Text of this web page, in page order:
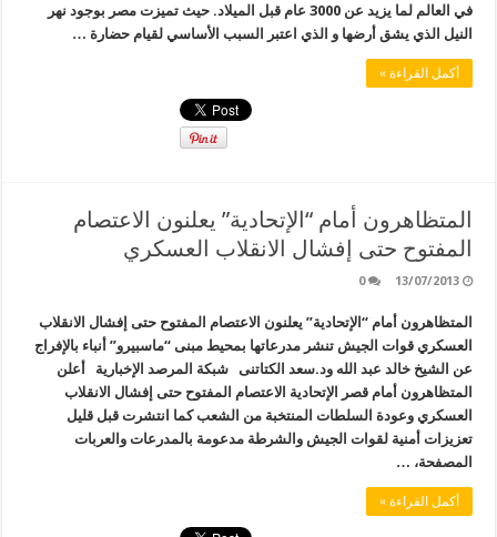
في العالم لما يزيد عن 3000 عام قبل الميلاد. حيث تميزت مصر بوجود نهر
النيل الذي يشق أرضها و الذي اعتبر السبب الأساسي لقيام حضارة …
أكمل القراءة »
المتظاهرون أمام “الإتحادية” يعلنون الاعتصام
المفتوح حتى إفشال ‫‏الانقلاب العسكري
13/07/2013
0
المتظاهرون أمام “الإتحادية” يعلنون الاعتصام المفتوح حتى إفشال ‫‏الانقلاب
العسكري قوات ‫‏الجيش تنشر مدرعاتها بمحيط مبنى “ماسبيرو” أنباء بالإفراج
عن الشيخ ‫خالد عبد الله ود.سعد ‫الكتاتنى شبكة المرصد الإخبارية أعلن
المتظاهرون أمام قصر الإتحادية الاعتصام المفتوح حتى إفشال ‫‏الانقلاب
العسكري وعودة السلطات المنتخبة من الشعب كما انتشرت قبل قليل
تعزيزات أمنية لقوات الجيش والشرطة مدعومة بالمدرعات والعربات
المصفحة، …
أكمل القراءة »